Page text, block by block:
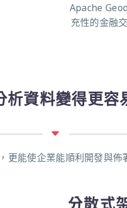
Apache
充性的金融
析資料變得更容
能使企業能順利開發與
分散式